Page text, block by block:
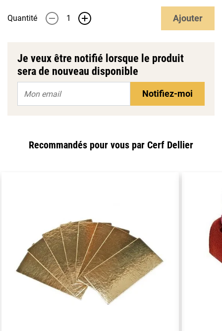
Quantité - + Ajouter
Je veux être notifié lorsque le produit
sera de nouveau disponible
Notifiez-moi
Recommandés pour vous par Cerf Dellier